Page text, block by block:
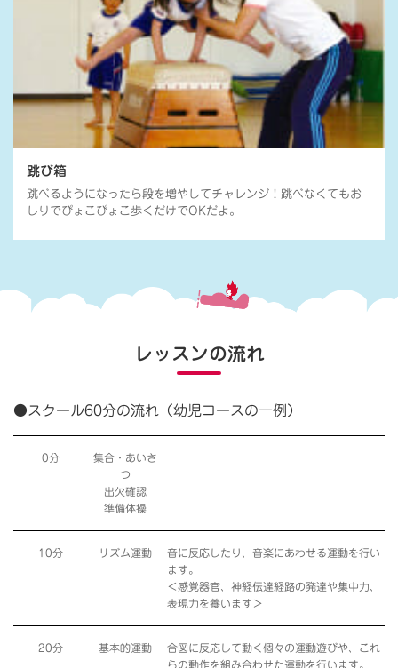
跳び箱
跳べるようになったら段を増やしてチャレンジ！跳べなくてもお
しりでぴょこぴょこ歩くだけでOKだよ。
レッスンの流れ
●スクール60分の流れ（幼児コースの一例）
0分
集合・あいさ
つ
出欠確認
準備体操
10分 リズム運動
音に反応したり、音楽にあわせる運動を行い
ます。
＜感覚器官、神経伝達経路の発達や集中力、
表現力を養います＞
20分 基本的運動
合図に反応して動く個々の運動遊びや、これ
らの動作を組み合わせた運動を行います。